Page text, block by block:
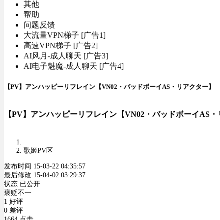
其他
帮助
问题反馈
大流量VPN梯子 [广告1]
高速VPN梯子 [广告2]
AI风月-成人聊天 [广告3]
AI电子魅魔-成人聊天 [广告4]
【PV】アンハッピーリフレイン【VN02・バッドボーイAS・リアクター】
【PV】アンハッピーリフレイン【VN02・バッドボーイAS・
歌姬PV区
发布时间 15-03-22 04:35:57
最后修改 15-04-02 03:29:37
状态 已公开
褒贬不一
1 好评
0 差评